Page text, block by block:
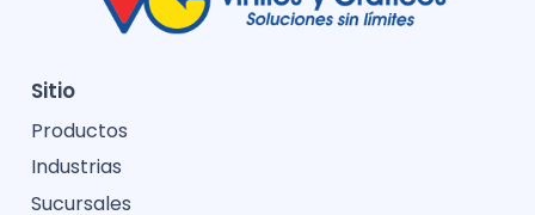
Sitio
Productos
Industrias
Sucursales